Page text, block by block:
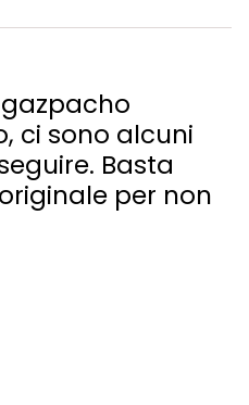
ci sono alcuni
Basta
per non